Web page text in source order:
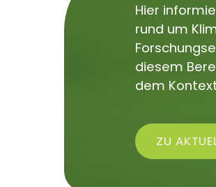
Hier
rund um
diesem
dem
ZU